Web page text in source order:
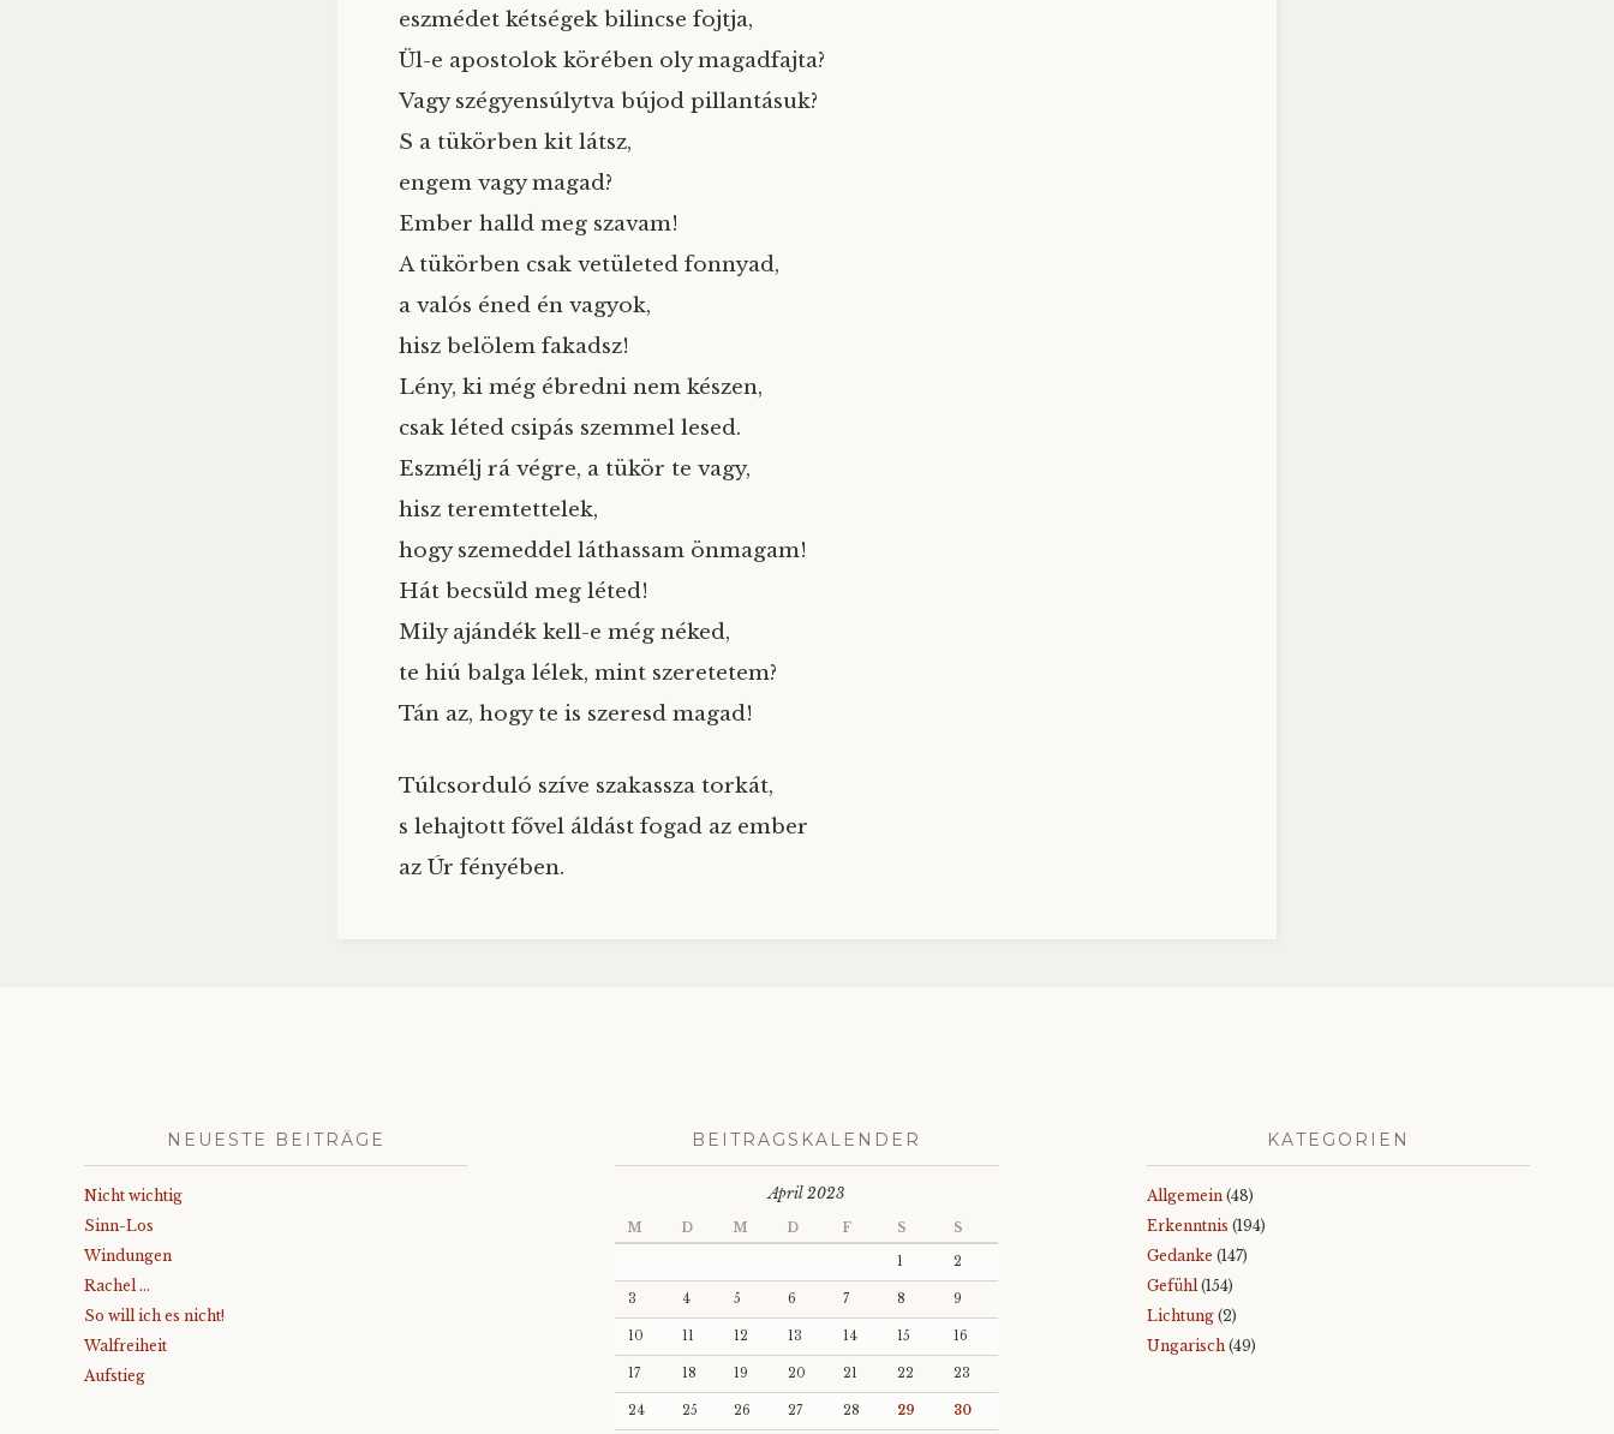
eszmédet kétségek bilincse fojtja,
Ül-e apostolok körében oly magadfajta?
Vagy szégyensúlytva bújod pillantásuk?
S a tükörben kit látsz,
engem vagy magad?
Ember halld meg szavam!
A tükörben csak vetületed fonnyad,
a valós éned én vagyok,
hisz belölem fakadsz!
Lény, ki még ébredni nem készen,
csak léted csipás szemmel lesed.
Eszmélj rá végre, a tükör te vagy,
hisz teremtettelek,
hogy szemeddel láthassam önmagam!
Hát becsüld meg léted!
Mily ajándék kell-e még néked,
te hiú balga lélek, mint szeretetem?
Tán az, hogy te is szeresd magad!
Túlcsorduló szíve szakassza torkát,
s lehajtott fővel áldást fogad az ember
az Úr fényében.
NEUESTE BEITRÄGE
Nicht wichtig
Sinn-Los
Windungen
Rachel …
So will ich es nicht!
Walfreiheit
Aufstieg
BEITRAGSKALENDER
April 2023
M D M D F S S
1 2
3 4 5 6 7 8 9
10 11 12 13 14 15 16
17 18 19 20 21 22 23
24 25 26 27 28 29 30
KATEGORIEN
Allgemein(48)
Erkenntnis (194)
Gedanke (147)
Gefühl(154)
Lichtung(2)
Ungarisch(49)